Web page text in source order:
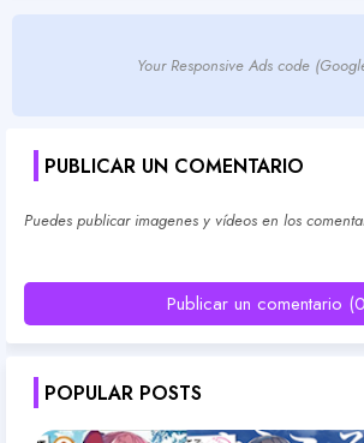
Your Responsive Ads code
PUBLICAR UN COMENTARIO
Puedes publicar imagenes y vídeos en los
Publicar un comentario
POPULAR POSTS